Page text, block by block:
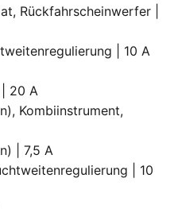
Rückfahrscheinwerfer |
| 10 A
20 A
Kombiinstrument,
| 7,5 A
| 10